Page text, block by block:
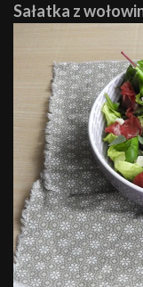
Sałatka z